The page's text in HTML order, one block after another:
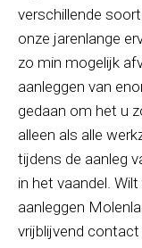
verschillende
onze jarenlange
zo min mogelijk
aanleggen van
gedaan om het u
alleen als alle
tijdens de aanleg
in het vaandel.
aanleggen
vrijblijvend